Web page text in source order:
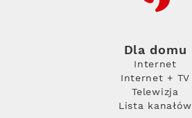
Dla domu
Internet
Internet + TV
Telewizja
Lista kanałów